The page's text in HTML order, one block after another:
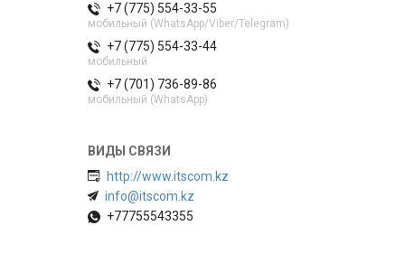
+7 (775) 554-33-55
мобильный (WhatsApp/Viber/Telegram)
+7 (775) 554-33-44
мобильный
+7 (701) 736-89-86
мобильный (WhatsApp)
http://www.itscom.kz
info@itscom.kz
+77755543355